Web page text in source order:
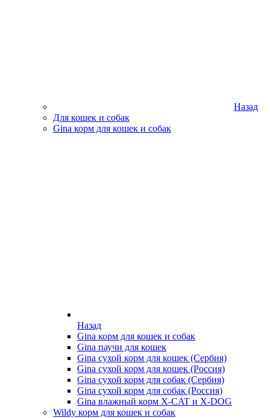
Назад
Для кошек и собак
Gina корм для кошек и собак
Назад
Gina корм для кошек и собак
Gina паучи для кошек
Gina сухой корм для кошек (Сербия)
Gina сухой корм для кошек (Россия)
Gina сухой корм для собак (Сербия)
Gina сухой корм для собак (Россия)
Gina влажный корм X-CAT и X-DOG
Wildy корм для кошек и собак